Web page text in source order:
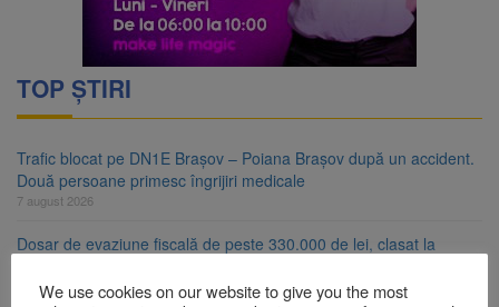
TOP ȘTIRI
Trafic blocat pe DN1E Brașov – Poiana Brașov după un accident.
Două persoane primesc îngrijiri medicale
7 august 2026
Dosar de evaziune fiscală de peste 330.000 de lei, clasat la
7 august 2026
We use cookies on our website to give you the most